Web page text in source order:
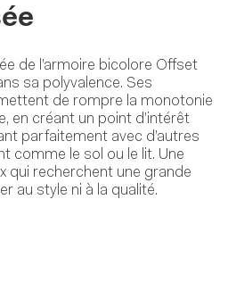
de l’armoire bicolore Offset
sa polyvalence. Ses
de rompre la monotonie
en créant un point d’intérêt
parfaitement avec d’autres
comme le sol ou le lit. Une
qui recherchent une grande
au style ni à la qualité.